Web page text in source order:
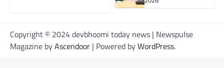
Copyright © 2024 devbhoomi today news | Newspulse
Magazine byAscendoor | Powered byWordPress.